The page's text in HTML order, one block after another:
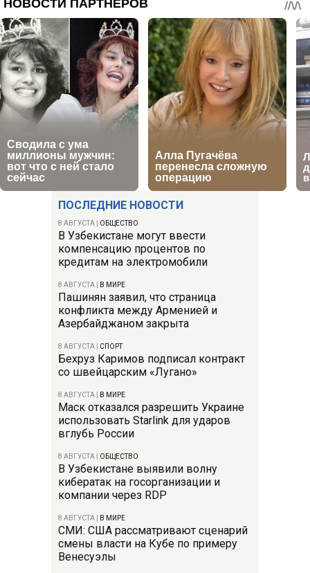
ПОСЛЕДНИЕ НОВОСТИ
8 АВГУСТА ОБЩЕСТВО
В Узбекистане могут ввести
компенсацию процентов по
кредитам на электромобили
8 АВГУСТА В МИРЕ
Пашинян заявил, что страница
конфликта между Арменией и
Азербайджаном закрыта
8 АВГУСТА СПОРТ
Бехруз Каримов подписал контракт
со швейцарским «Лугано»
8 АВГУСТА В МИРЕ
Маск отказался разрешить Украине
использовать Starlink для ударов
вглубь России
8 АВГУСТА ОБЩЕСТВО
В Узбекистане выявили волну
кибератак на госорганизации и
компании через RDP
8 АВГУСТА В МИРЕ
СМИ: США рассматривают сценарий
смены власти на Кубе по примеру
Венесуэлы